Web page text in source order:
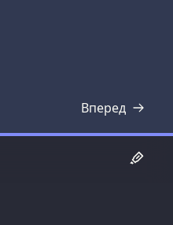
Вперед
Стенограмма